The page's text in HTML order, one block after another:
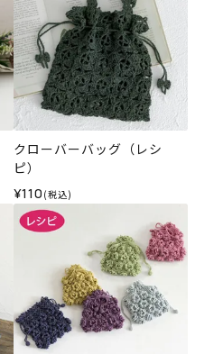
クローバーバッグ（レシ
ピ）
¥110 (税込)